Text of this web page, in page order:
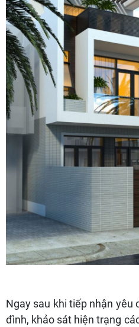
Ngay sau khi tiếp nhận yêu
đình, khảo sát hiện trạng